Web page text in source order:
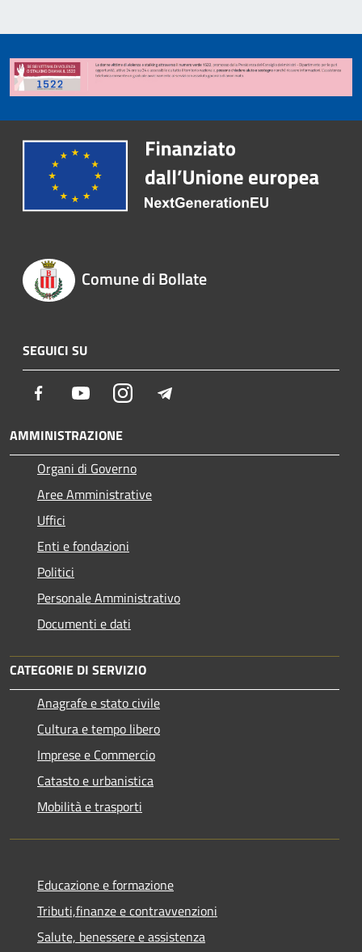
Comune di Bollate
SEGUICI SU
Facebook YoutubeInstagram
AMMINISTRAZIONE
Organi di Governo
Aree Amministrative
Uffici
Enti e fondazioni
Politici
Personale Amministrativo
Documenti e dati
CATEGORIE DI SERVIZIO
Anagrafe e stato civile
Cultura e tempo libero
Imprese e Commercio
Catasto e urbanistica
Mobilità e trasporti
Educazione e formazione
Tributi,finanze e contravvenzioni
Salute, benessere e assistenza